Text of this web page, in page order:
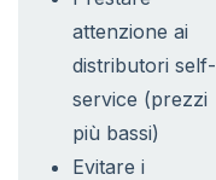
attenzione ai
distributori self-
service (prezzi
più bassi)
Evitare i